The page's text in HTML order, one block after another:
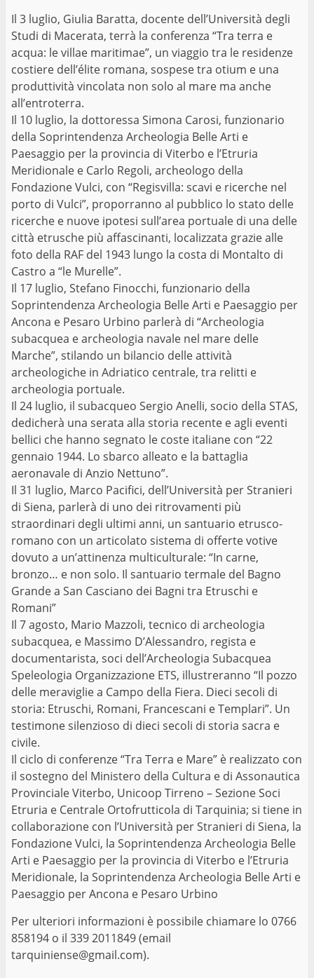
Il 3 luglio, Giulia Baratta, docente dell’Università degli
Studi di Macerata, terrà la conferenza “Tra terra e
acqua: le villae maritimae”, un viaggio tra le residenze
costiere dell’élite romana, sospese tra otium e una
produttività vincolata non solo al mare ma anche
all’entroterra.
Il 10 luglio, la dottoressa Simona Carosi, funzionario
della Soprintendenza Archeologia Belle Arti e
Paesaggio per la provincia di Viterbo e l’Etruria
Meridionale e Carlo Regoli, archeologo della
Fondazione Vulci, con “Regisvilla: scavi e ricerche nel
porto di Vulci”, proporranno al pubblico lo stato delle
ricerche e nuove ipotesi sull’area portuale di una delle
città etrusche più affascinanti, localizzata grazie alle
foto della RAF del 1943 lungo la costa di Montalto di
Castro a “le Murelle”.
Il 17 luglio, Stefano Finocchi, funzionario della
Soprintendenza Archeologia Belle Arti e Paesaggio per
Ancona e Pesaro Urbino parlerà di “Archeologia
subacquea e archeologia navale nel mare delle
Marche”, stilando un bilancio delle attività
archeologiche in Adriatico centrale, tra relitti e
archeologia portuale.
Il 24 luglio, il subacqueo Sergio Anelli, socio della STAS,
dedicherà una serata alla storia recente e agli eventi
bellici che hanno segnato le coste italiane con “22
gennaio 1944. Lo sbarco alleato e la battaglia
aeronavale di Anzio Nettuno”.
Il 31 luglio, Marco Pacifici, dell’Università per Stranieri
di Siena, parlerà di uno dei ritrovamenti più
straordinari degli ultimi anni, un santuario etrusco-
romano con un articolato sistema di offerte votive
dovuto a un’attinenza multiculturale: “In carne,
bronzo… e non solo. Il santuario termale del Bagno
Grande a San Casciano dei Bagni tra Etruschi e
Romani”
Il 7 agosto, Mario Mazzoli, tecnico di archeologia
subacquea, e Massimo D’Alessandro, regista e
documentarista, soci dell’Archeologia Subacquea
Speleologia Organizzazione ETS, illustreranno “Il pozzo
delle meraviglie a Campo della Fiera. Dieci secoli di
storia: Etruschi, Romani, Francescani e Templari”. Un
testimone silenzioso di dieci secoli di storia sacra e
civile.
Il ciclo di conferenze “Tra Terra e Mare” è realizzato con
il sostegno del Ministero della Cultura e di Assonautica
Provinciale Viterbo, Unicoop Tirreno – Sezione Soci
Etruria e Centrale Ortofrutticola di Tarquinia; si tiene in
collaborazione con l’Università per Stranieri di Siena, la
Fondazione Vulci, la Soprintendenza Archeologia Belle
Arti e Paesaggio per la provincia di Viterbo e l’Etruria
Meridionale, la Soprintendenza Archeologia Belle Arti e
Paesaggio per Ancona e Pesaro Urbino
Per ulteriori informazioni è possibile chiamare lo 0766
858194 o il 339 2011849 (email
tarquiniense@gmail.com).